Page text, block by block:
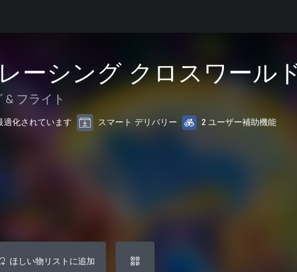
ーシング クロスワール
& フライト
適化されています スマート デリバリー 2 ユーザー補助機能
ほしい物リストに追加